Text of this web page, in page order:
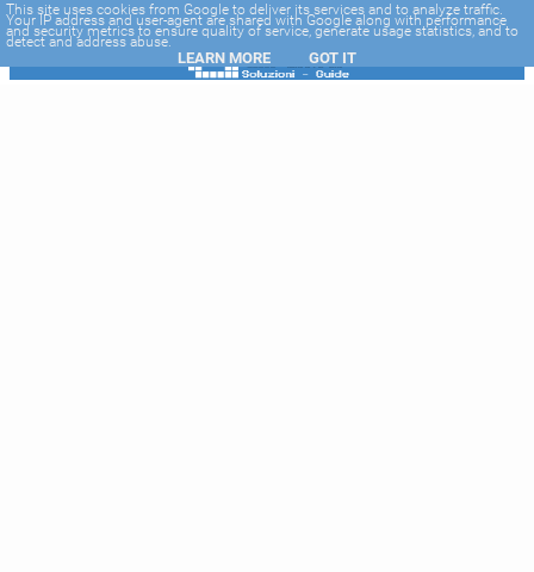
-->
This site uses cookies from Google to deliver its services and to analyze traffic.
Your IP address and user-agent are shared with Google along with performance
and security metrics to ensure quality of service, generate usage statistics, and to
detect and address abuse.
LEARN MORE GOT IT